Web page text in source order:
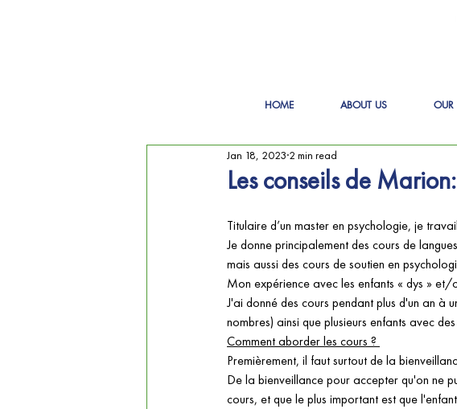
HOME ABOUT US OUR
Les conseils de
Jan 18, 2023 2 min read
Titulaire d’un master en psychologie, je
Je donne principalement des cours de
mais aussi des cours de soutien en
Mon expérience avec les enfants « dys »
J'ai donné des cours pendant plus d'un an à
nombres) ainsi que plusieurs enfants avec
Comment aborder les cours ?
Premièrement, il faut surtout de la
De la bienveillance pour accepter qu'on ne
cours, et que le plus important est que